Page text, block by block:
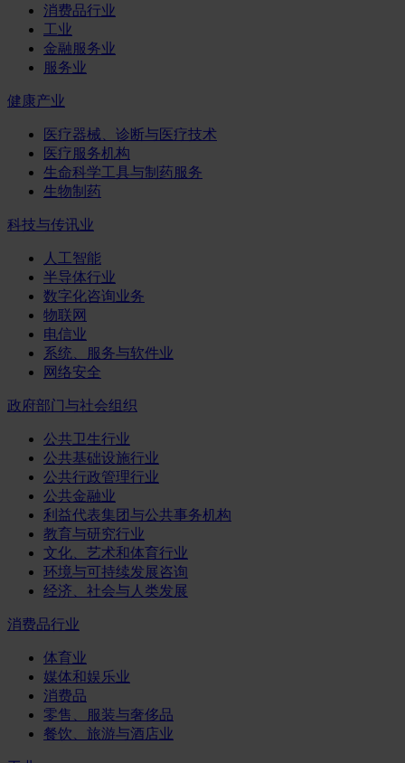
消费品行业
工业
金融服务业
服务业
健康产业
医疗器械、诊断与医疗技术
医疗服务机构
生命科学工具与制药服务
生物制药
科技与传讯业
人工智能
半导体行业
数字化咨询业务
物联网
电信业
系统、服务与软件业
网络安全
政府部门与社会组织
公共卫生行业
公共基础设施行业
公共行政管理行业
公共金融业
利益代表集团与公共事务机构
教育与研究行业
文化、艺术和体育行业
环境与可持续发展咨询
经济、社会与人类发展
消费品行业
体育业
媒体和娱乐业
消费品
零售、服装与奢侈品
餐饮、旅游与酒店业